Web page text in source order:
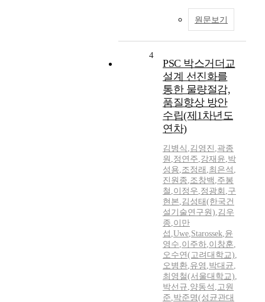
원문보기
4
PSC 박스거더교
설계 선진화를
통한 물량절감,
품질향상 방안
수립(제1차년도
연차)
김병식 ,김영진 ,곽종
원 ,정연주,강재윤,박
성용,조정래 ,최은석 ,
진원종,조창백 ,주봉
철 ,이정우,정광회 ,구
현본,김성태(한국건
설기술연구원),김우
종,이만
섭 ,Uwe,Starossek,윤
영수,이주하,이창훈,
오수연(고려대학교),
오병환,유영 ,박대균,
최영철(서울대학교),
박선규,양동석 ,고원
준,박준명(성균관대